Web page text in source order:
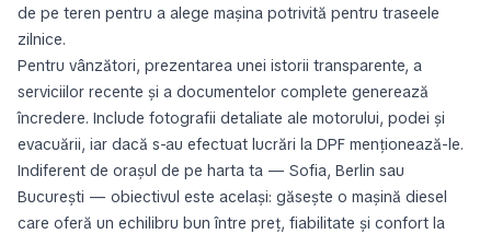
de pe teren pentru a alege mașina potrivită pentru traseele
zilnice.
Pentru vânzători, prezentarea unei istorii transparente, a
serviciilor recente și a documentelor complete generează
încredere. Include fotografii detaliate ale motorului, podei și
evacuării, iar dacă s-au efectuat lucrări la DPF menționează-le.
Indiferent de orașul de pe harta ta — Sofia, Berlin sau
București — obiectivul este același: găsește o mașină diesel
care oferă un echilibru bun între preț, fiabilitate și confort la